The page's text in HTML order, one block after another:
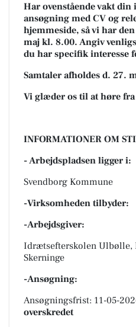
Har ovenstående vakt din
ansøgning med CV og
hjemmeside, så vi har
maj kl. 8.00. Angiv
du har specifik interesse
Samtaler afholdes d. 27.
Vi glæder os til at høre
INFORMATIONER OM
- Arbejdspladsen ligger i:
Svendborg Kommune
-Virksomheden tilbyder:
-Arbejdsgiver:
Idrætsefterskolen Ulbølle,
Skerninge
-Ansøgning:
Ansøgningsfrist: 11-05-
overskredet